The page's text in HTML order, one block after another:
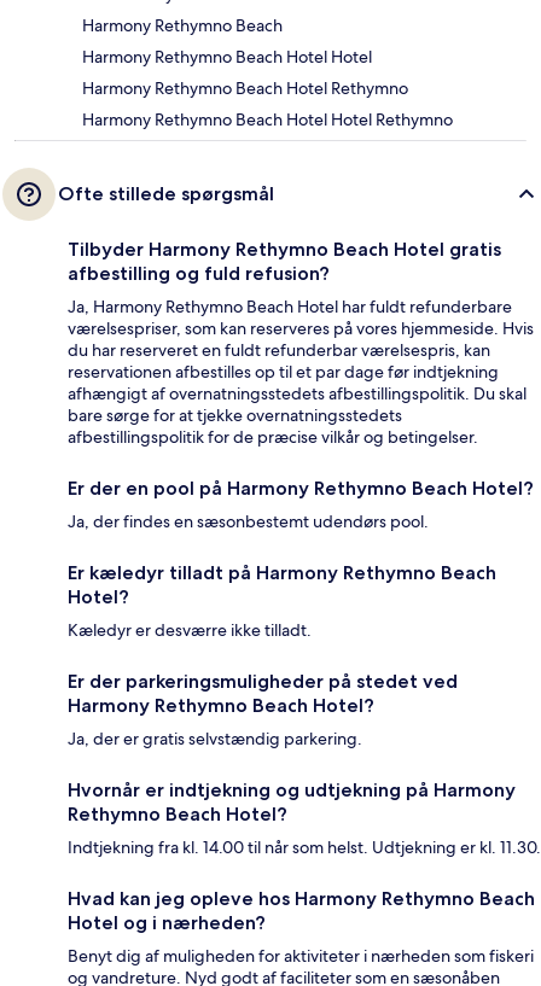
Harmony Rethymno Beach
Harmony Rethymno Beach Hotel Hotel
Harmony Rethymno Beach Hotel Rethymno
Harmony Rethymno Beach Hotel Hotel Rethymno
Ofte stillede spørgsmål
Tilbyder Harmony Rethymno Beach Hotel gratis
afbestilling og fuld refusion?
Ja, Harmony Rethymno Beach Hotel har fuldt refunderbare
værelsespriser, som kan reserveres på vores hjemmeside. Hvis
du har reserveret en fuldt refunderbar værelsespris, kan
reservationen afbestilles op til et par dage før indtjekning
afhængigt af overnatningsstedets afbestillingspolitik. Du skal
bare sørge for at tjekke overnatningsstedets
afbestillingspolitik for de præcise vilkår og betingelser.
Er der en pool på Harmony Rethymno Beach Hotel?
Ja, der findes en sæsonbestemt udendørs pool.
Er kæledyr tilladt på Harmony Rethymno Beach
Hotel?
Kæledyr er desværre ikke tilladt.
Er der parkeringsmuligheder på stedet ved
Harmony Rethymno Beach Hotel?
Ja, der er gratis selvstændig parkering.
Hvornår er indtjekning og udtjekning på Harmony
Rethymno Beach Hotel?
Indtjekning fra kl. 14.00 til når som helst. Udtjekning er kl. 11.30.
Hvad kan jeg opleve hos Harmony Rethymno Beach
Hotel og i nærheden?
Benyt dig af muligheden for aktiviteter i nærheden som fiskeri
og vandreture. Nyd godt af faciliteter som en sæsonåben